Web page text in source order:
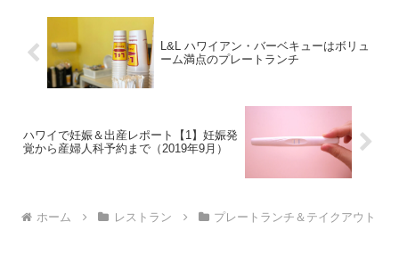
L&L ハワイアン・バーベキューはボリュ
ーム満点のプレートランチ
ハワイで妊娠＆出産レポート【1】妊娠発
覚から産婦人科予約まで（2019年9月）
ホーム レストラン プレートランチ＆テイクアウト